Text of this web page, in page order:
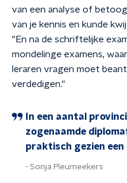
van een analyse of
van je kennis en kunde
"En na de schriftelijke
mondelinge examens,
leraren vragen moet
verdedigen."
In een aantal
zogenaamde
praktisch gezien een
Sonja Pleumeekers